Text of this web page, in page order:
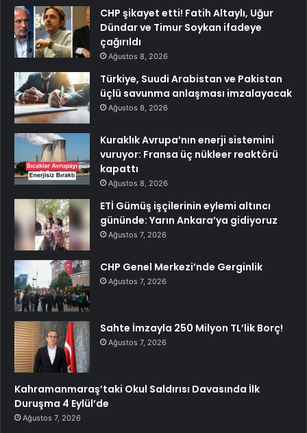
CHP şikayet etti! Fatih Altaylı, Uğur
Dündar ve Timur Soykan ifadeye
çağırıldı
Ağustos 8, 2026
Türkiye, Suudi Arabistan ve Pakistan
üçlü savunma anlaşması imzalayacak
Ağustos 8, 2026
Kuraklık Avrupa’nın enerji sistemini
vuruyor: Fransa üç nükleer reaktörü
kapattı
Ağustos 8, 2026
ETİ Gümüş işçilerinin eylemi altıncı
gününde: Yarın Ankara’ya gidiyoruz
Ağustos 7, 2026
CHP Genel Merkezi’nde Gerginlik
Ağustos 7, 2026
Sahte İmzayla 250 Milyon TL’lik Borç!
Ağustos 7, 2026
Kahramanmaraş’taki Okul Saldırısı Davasında İlk
Duruşma 4 Eylül’de
Ağustos 7, 2026